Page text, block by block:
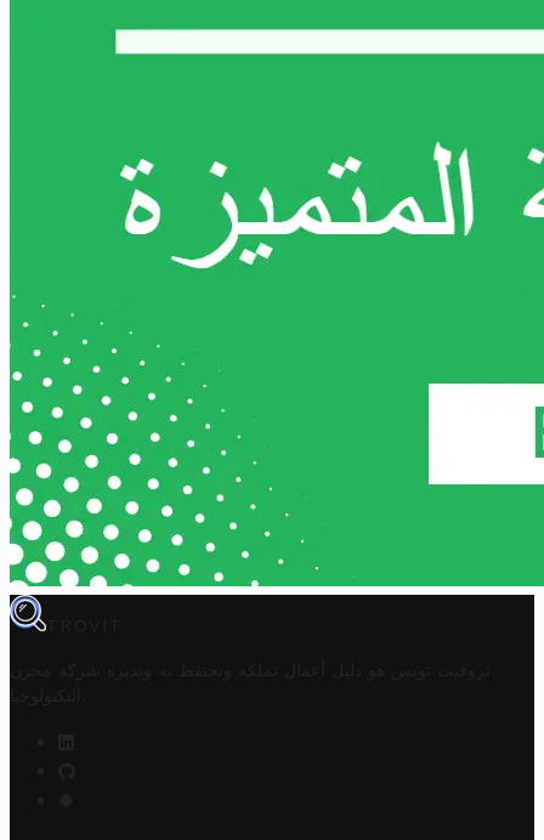
TROVIT
تروفيت تونس هو دليل أعمال تملكه وتحتفظ به وتديره
شركة مخزن
التكنولوجيا